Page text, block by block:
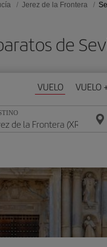
Jerez de la Frontera
de
VUELO VUELO